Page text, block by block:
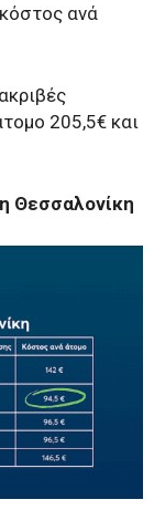
ανά
205,5€ και
Θεσσαλονίκη